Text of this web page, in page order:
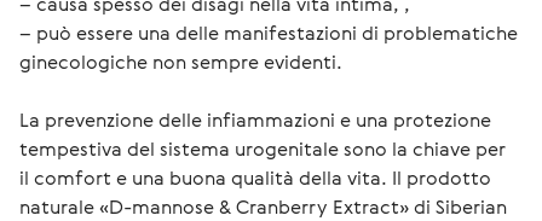
– può essere una delle manifestazioni di problematiche
ginecologiche non sempre evidenti.
La prevenzione delle infiammazioni e una protezione
tempestiva del sistema urogenitale sono la chiave per
il comfort e una buona qualità della vita. Il prodotto
naturale «D-mannose & Cranberry Extract» di Siberian